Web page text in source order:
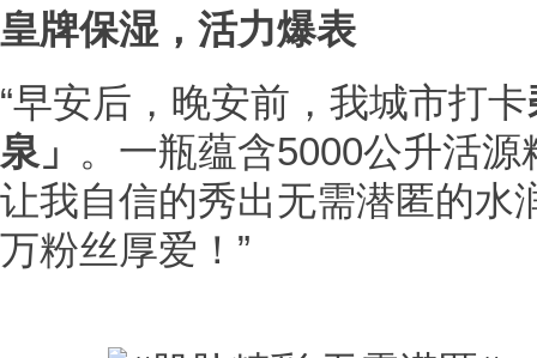
皇牌保湿，活力爆表
“早安后，晚安前，我城市打卡
泉」 。一瓶蕴含5000公升活
让我自信的秀出无需潜匿的水
万粉丝厚爱！”